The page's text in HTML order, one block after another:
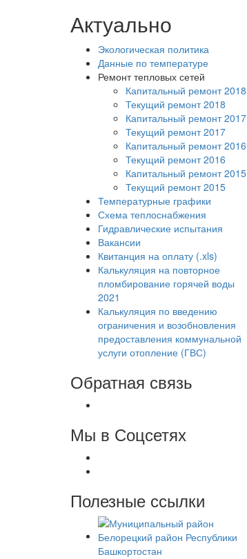
Актуально
Экологическая политика
Данные по температуре
Ремонт тепловых сетей
Капитальный ремонт 2018
Текущий ремонт 2018
Капитальный ремонт 2017
Текущий ремонт 2017
Капитальный ремонт 2016
Текущий ремонт 2016
Капитальный ремонт 2015
Текущий ремонт 2015
Температурные графики
Схема теплоснабжения
Гидравлические испытания
Вакансии
Квитанция на оплату (.xls)
Калькуляция на повторное
пломбирование горячей воды
2021
Калькуляция по введению
ограничения и возобновления
предоставления коммунальной
услуги отопление (ГВС)
Обратная связь
Мы в Соцсетях
Полезные ссылки